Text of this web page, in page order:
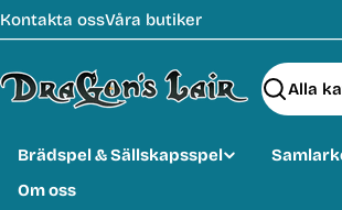
Hoppa
till
Kontakta ossVåra butiker
Sök
Brädspel & Sällskapsspel
Om oss